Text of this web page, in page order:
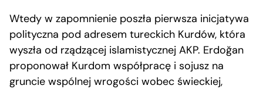
Wtedy w zapomnienie poszła pierwsza inicjatywa
polityczna pod adresem tureckich Kurdów, która
wyszła od rządzącej islamistycznej AKP. Erdoğan
proponował Kurdom współpracę i sojusz na
gruncie wspólnej wrogości wobec świeckiej,